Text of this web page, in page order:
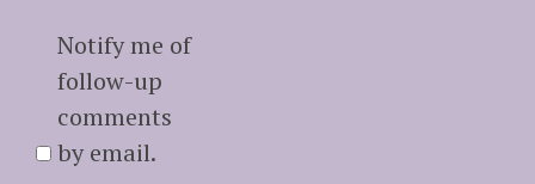
Notify me of
follow-up
comments
by email.